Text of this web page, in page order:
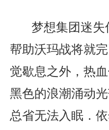
梦想集团迷
帮助沃玛战将就
觉歇息之外，热
黑色的浪潮涌动
总省无法入眠．